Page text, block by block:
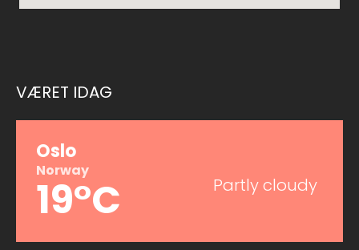
VÆRET IDAG
Oslo
Norway
19°C Partly cloudy